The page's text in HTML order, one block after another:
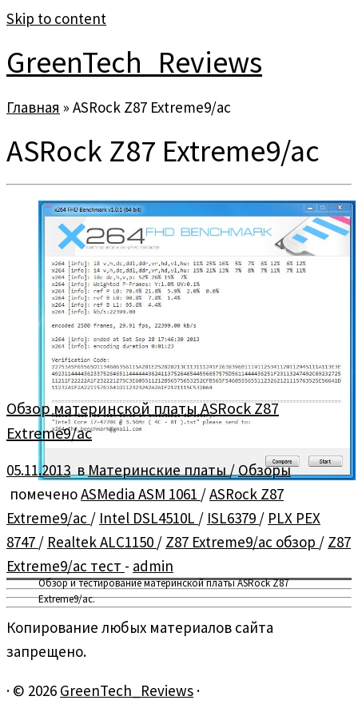
Skip to content
GreenTech_Reviews
Главная » ASRock Z87 Extreme9/ac
ASRock Z87 Extreme9/ac
Обзор и тестирование материнской платы ASRock Z87
Extreme9/ac.
Обзор материнской платы ASRock Z87
Extreme9/ac
05.11.2013вМатеринские платы/Обзоры
помеченоASMedia ASM 1061 /ASRock Z87
Extreme9/ac / Intel DSL4510L / ISL6379 / PLX PEX
8747 / Realtek ALC1150 / Z87 Extreme9/ac обзор / Z87
Extreme9/ac тест - admin
Копирование любых материалов сайта
запрещено.
· © 2026 GreenTech_Reviews ·